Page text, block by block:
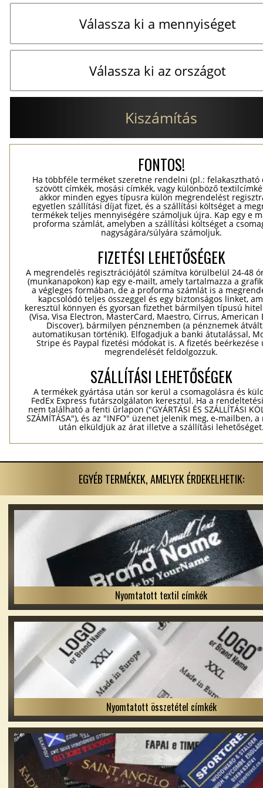
Kiszámítás
FONTOS!
Ha többféle terméket szeretne rendelni (pl.: felakasztható
szövött címkék, mosási címkék, vagy különböző
akkor minden egyes típusra külön megrendelést
egyetlen szállítási díjat fizet, és a szállítási költséget a
termékek teljes mennyiségére számoljuk újra. Kap egy e
proforma számlát, amelyben a szállítási költséget a
nagyságára/súlyára számoljuk.
FIZETÉSI LEHETŐSÉGEK
A megrendelés regisztrációjától számítva körülbelül 24-48
(munkanapokon) kap egy e-mailt, amely tartalmazza a
a végleges formában, de a proforma számlát is a
kapcsolódó teljes összeggel és egy biztonságos linket,
keresztül könnyen és gyorsan fizethet bármilyen típusú
(Visa, Visa Electron, MasterCard, Maestro, Cirrus, American
Discover), bármilyen pénznemben (a pénznemek
automatikusan történik). Elfogadjuk a banki átutalással,
Stripe és Paypal fizetési módokat is. A fizetés beérkezése
megrendelését feldolgozzuk.
SZÁLLÍTÁSI LEHETŐSÉGEK
A termékek gyártása után sor kerül a csomagolásra és
FedEx Express futárszolgálaton keresztül. Ha a
nem található a fenti űrlapon ("GYÁRTÁSI ÉS SZÁLLÍTÁSI
SZÁMÍTÁSA"), és az "INFO" üzenet jelenik meg, e-mailben,
után elküldjük az árat illetve a szállítási
EGYÉB TERMÉKEK, AMELYEK ÉRDEKELHETIK:
Nyomtatott textil címkék
Nyomtatott összetétel címkék